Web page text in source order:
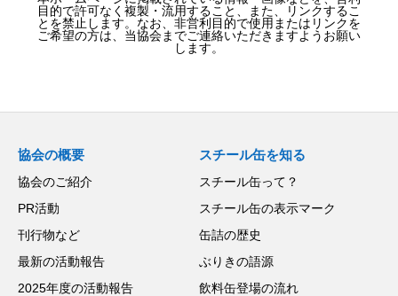
目的で許可なく複製・流用すること、また、リンクするこ
とを禁止します。なお、非営利目的で使用またはリンクを
ご希望の方は、当協会までご連絡いただきますようお願い
します。
協会の概要
協会のご紹介
PR活動
刊行物など
最新の活動報告
2025年度の活動報告
スチール缶を知る
スチール缶って？
スチール缶の表示マーク
缶詰の歴史
ぶりきの語源
飲料缶登場の流れ